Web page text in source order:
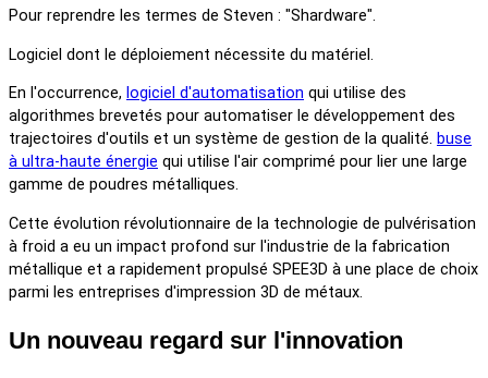
Pour reprendre les termes de Steven : "Shardware".
Logiciel dont le déploiement nécessite du matériel.
En l'occurrence, logiciel d'automatisation qui utilise des
algorithmes brevetés pour automatiser le développement des
trajectoires d'outils et un système de gestion de la qualité. buse
à ultra-haute énergie qui utilise l'air comprimé pour lier une large
gamme de poudres métalliques.
Cette évolution révolutionnaire de la technologie de pulvérisation
à froid a eu un impact profond sur l'industrie de la fabrication
métallique et a rapidement propulsé SPEE3D à une place de choix
parmi les entreprises d'impression 3D de métaux.
Un nouveau regard sur l'innovation